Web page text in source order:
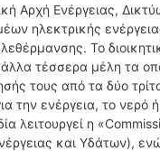
Αρχή Ενέργειας,
ηλεκτρικής
Το
τέσσερα μέλη τα
τους από τα δύο
την ενέργεια, το
λειτουργεί η
και Υδάτων),